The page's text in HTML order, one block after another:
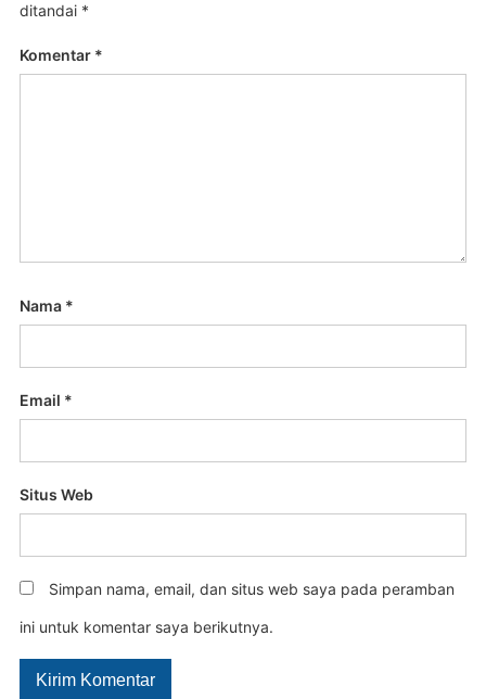
ditandai *
Komentar *
Nama *
Email *
Situs Web
Simpan nama, email, dan situs web saya pada peramban
ini untuk komentar saya berikutnya.